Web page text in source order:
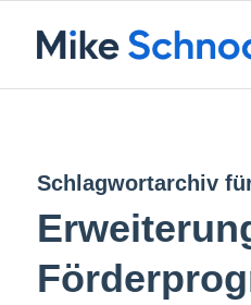
Schlagwortarchiv